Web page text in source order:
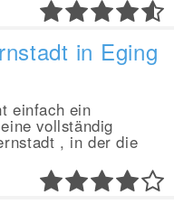
in Eging
einfach ein
vollständig
, in der die